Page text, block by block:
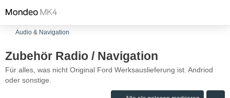
Audio & Navigation
Zubehör Radio / Navigation
Für alles, was nicht Original Ford Werksauslieferung ist. Andriod
oder sonstige.